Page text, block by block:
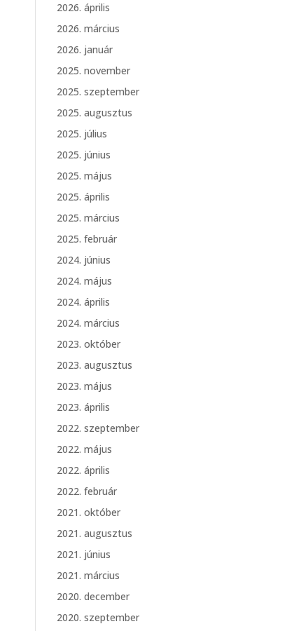
2026. április
2026. március
2026. január
2025. november
2025. szeptember
2025. augusztus
2025. július
2025. június
2025. május
2025. április
2025. március
2025. február
2024. június
2024. május
2024. április
2024. március
2023. október
2023. augusztus
2023. május
2023. április
2022. szeptember
2022. május
2022. április
2022. február
2021. október
2021. augusztus
2021. június
2021. március
2020. december
2020. szeptember